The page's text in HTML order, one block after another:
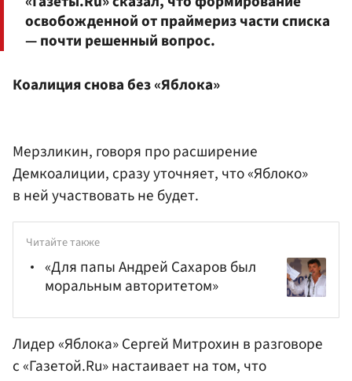
освобожденной от праймериз части списка
— почти решенный вопрос.
Коалиция снова без «Яблока»
Мерзликин, говоря про расширение
Демкоалиции, сразу уточняет, что «Яблоко»
в ней участвовать не будет.
Читайте также
«Для папы Андрей Сахаров был
моральным авторитетом»
Лидер «Яблока» Сергей Митрохин в разговоре
с «Газетой.Ru» настаивает на том, что